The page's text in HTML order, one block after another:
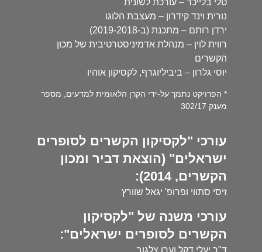
נורית וינד קידרון – מעצבת הלוגו
ירדן רותם – מתכנת (ב-2019-2018)
רווית לוין – מנהלת אדמיניסטרטיבית של מכון
הקשרים
יוסי גלרון – ביביליוגרף, לקסיקון אוהיו
* הפרויקט נתמך על-ידי הקרן הלאומית למדעים, מספר
מענק 302/17
עורכי "לקסיקון הקשרים לסופרים
ישראלים" (הוצאת דביר ומכון
הקשרים, 2014):
זיסי סתווי ופרופ' יגאל שוורץ
עורכי משנה של "לקסיקון
הקשרים לסופרים ישראלים":
ד"ר יעלי דקל וערן צלגוב